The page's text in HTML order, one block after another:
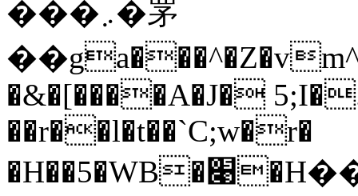
���܇�罞
�&�[����A�J�
��r��l�t��`C;w�r�
�H��5�WB�׉�H��u�t�$_��?E��j�-�